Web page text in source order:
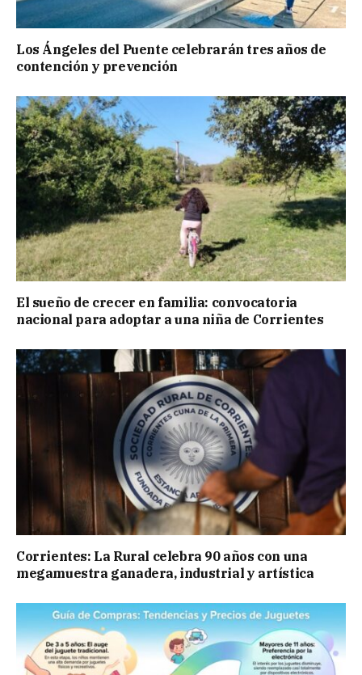
Los Ángeles del Puente celebrarán tres años de
contención y prevención
El sueño de crecer en familia: convocatoria
nacional para adoptar a una niña de Corrientes
Corrientes: La Rural celebra 90 años con una
megamuestra ganadera, industrial y artística